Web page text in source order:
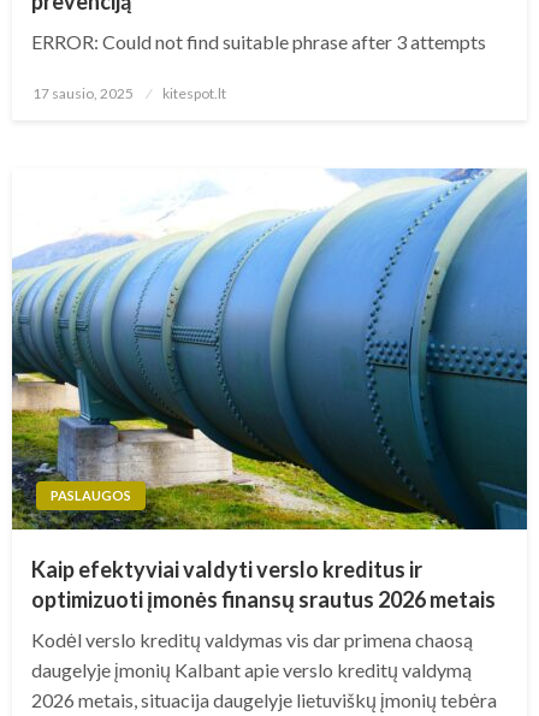
ERROR: Could not find suitable phrase after 3 attempts
Posted
17 sausio, 2025 kitespot.lt
PASLAUGOS
Kaip efektyviai valdyti verslo kreditus ir
optimizuoti įmonės finansų srautus 2026 metais
Kodėl verslo kreditų valdymas vis dar primena chaosą
daugelyje įmonių Kalbant apie verslo kreditų valdymą
2026 metais, situacija daugelyje lietuviškų įmonių tebėra